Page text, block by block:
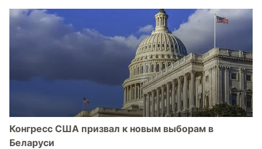
Конгресс США призвал к новым выборам в
Беларуси